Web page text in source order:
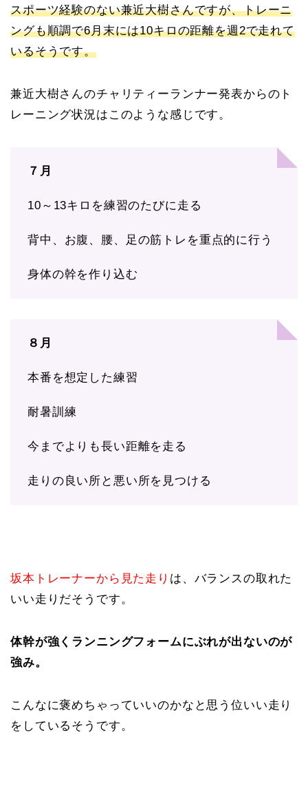
スポーツ経験のない兼近大樹さんですが、トレーニ
ングも順調で6月末には10キロの距離を週2で走れて
いるそうです。
兼近大樹さんのチャリティーランナー発表からのト
レーニング状況はこのような感じです。
７月
10～13キロを練習のたびに走る
背中、お腹、腰、足の筋トレを重点的に行う
身体の幹を作り込む
８月
本番を想定した練習
耐暑訓練
今までよりも長い距離を走る
走りの良い所と悪い所を見つける
坂本トレーナーから見た走り は、バランスの取れた
いい走りだそうです。
体幹が強くランニングフォームにぶれが出ないのが
強み。
こんなに褒めちゃっていいのかなと思う位いい走り
をしているそうです。